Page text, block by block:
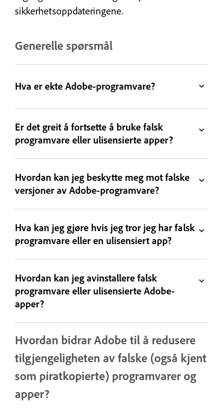
sikkerhetsoppdateringene.
Generelle spørsmål
Hva er ekte Adobe-programvare?
Er det greit å fortsette å bruke falsk
programvare eller ulisensierte apper?
Hvordan kan jeg beskytte meg mot falske
versjoner av Adobe-programvare?
Hva kan jeg gjøre hvis jeg tror jeg har falsk
programvare eller en ulisensiert app?
Hvordan kan jeg avinstallere falsk
programvare eller ulisensierte Adobe-
apper?
Hvordan bidrar Adobe til å redusere
tilgjengeligheten av falske (også kjent
som piratkopierte) programvarer og
apper?